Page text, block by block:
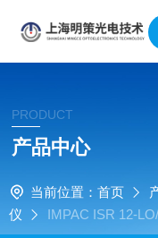
PRODUCT
产品中心
当前位置： 首页
仪
IMPAC ISR 12-